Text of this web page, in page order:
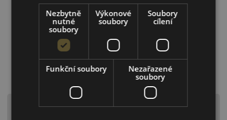
Upozornění! Hodnoty na štítku jsou pouze
Nezbytně
nutné
soubory
Výkonové
soubory
Soubory
cílení
Funkční soubory
Nezařazené
soubory